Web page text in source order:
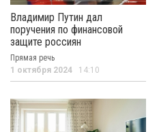
Владимир Путин дал
поручения по финансовой
защите россиян
Прямая речь
1 октября 2024 14:10